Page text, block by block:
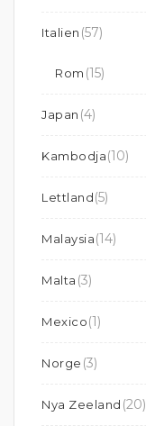
Italien (57)
Rom (15)
Japan (4)
Kambodja(10)
Lettland(5)
Malaysia(14)
Malta (3)
Mexico(1)
Norge (3)
Nya Zeeland (20)